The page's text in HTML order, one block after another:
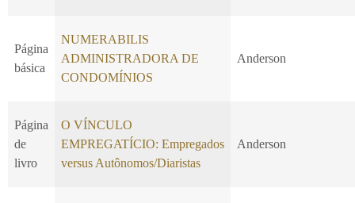
Página
básica
NUMERABILIS
ADMINISTRADORA DE
CONDOMÍNIOS
Anderson
Página
de
livro
O VÍNCULO
EMPREGATÍCIO: Empregados
versus Autônomos/Diaristas
Anderson